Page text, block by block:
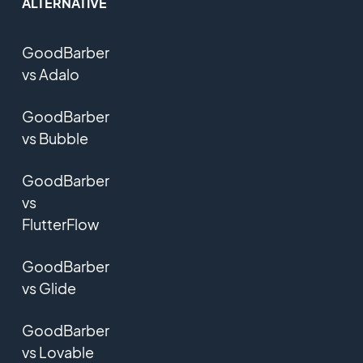
GoodBarber
vs Adalo
GoodBarber
vs Bubble
GoodBarber
vs
FlutterFlow
GoodBarber
vs Glide
GoodBarber
vs Lovable